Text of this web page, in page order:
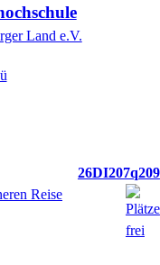
Land e.V.
26DI207q209
Reise